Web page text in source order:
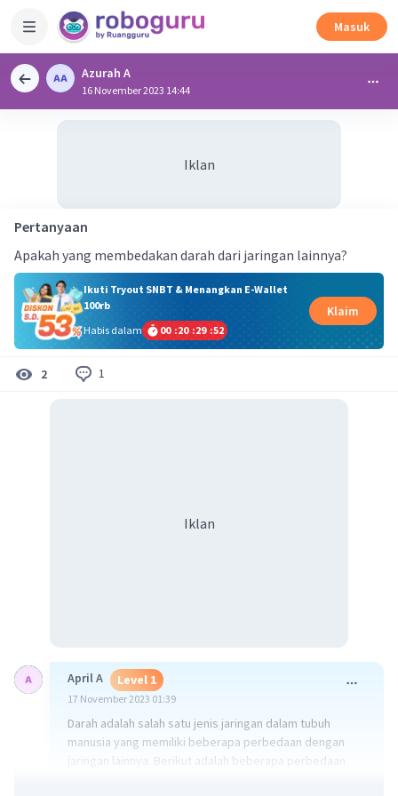
Masuk
Azurah A
16 November 2023 14:44
Iklan
Pertanyaan
Apakah yang membedakan darah dari jaringan lainnya?
Ikuti Tryout SNBT & Menangkan E-Wallet
100rb
Habis dalam
00 :20 :29 :51
Klaim
2 1
Iklan
April A Level 1
17 November 2023 01:39
Darah adalah salah satu jenis jaringan dalam tubuh
manusia yang memiliki beberapa perbedaan dengan
jaringan lainnya. Berikut adalah beberapa perbedaan